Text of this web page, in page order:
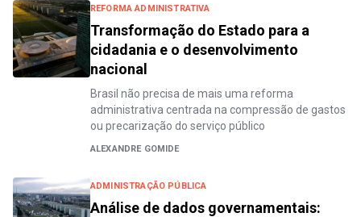
REFORMA ADMINISTRATIVA
Transformação do Estado para a
cidadania e o desenvolvimento
nacional
Brasil não precisa de mais uma reforma
administrativa centrada na compressão de gastos
ou precarização do serviço público
ALEXANDRE GOMIDE
ADMINISTRAÇÃO PÚBLICA
Análise de dados governamentais: